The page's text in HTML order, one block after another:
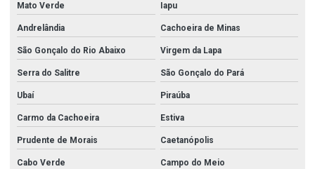
Mato Verde Iapu
Andrelândia Cachoeira de Minas
São Gonçalo do Rio Abaixo Virgem da Lapa
Serra do Salitre São Gonçalo do Pará
Ubaí Piraúba
Carmo da Cachoeira Estiva
Prudente de Morais Caetanópolis
Cabo Verde Campo do Meio